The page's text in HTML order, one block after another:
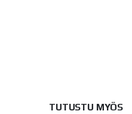
TUTUSTU MYÖS